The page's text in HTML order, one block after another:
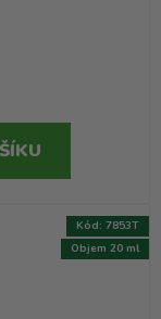
Objem 20 ml
Kód: 7853T